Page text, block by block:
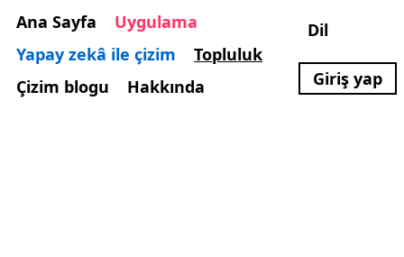
Ana Sayfa
Uygulama
Yapay zekâ ile çizim
Topluluk
Çizim blogu
Hakkında
Dil
Giriş yap